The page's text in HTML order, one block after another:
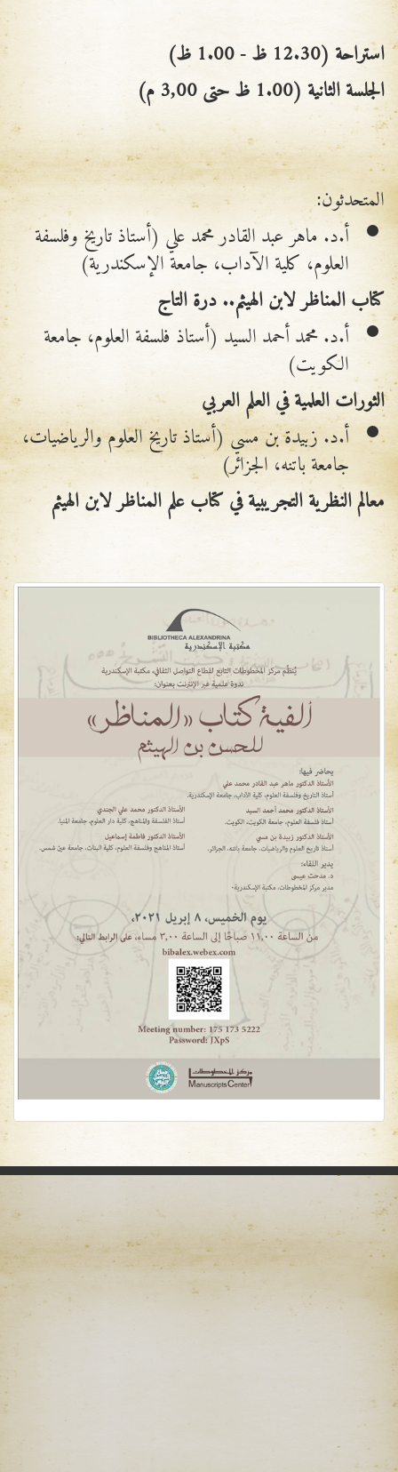
استراحة (12.30 ظ
-1.00 ظ)
الجلسة الثانية (1.00 ظ حتى 3,00 م)
المتحدثون:
أ.د. ماهر عبد القادر محمد علي (أستاذ تاريخ وفلسفة
العلوم، كلية الآداب، جامعة الإسكندرية)
كتاب المناظر لابن الهيثم.. درة التاج
أ.د. محمد أحمد السيد (أستاذ فلسفة العلوم، جامعة
الكويت)
الثورات العلمية في العلم العربي
أ.د. زبيدة بن مسي (أستاذ تاريخ العلوم والرياضيات،
جامعة باتنه، الجزائر)
معالم النظريةالتجريبية في كتاب علم المناظر لابن الهيثم